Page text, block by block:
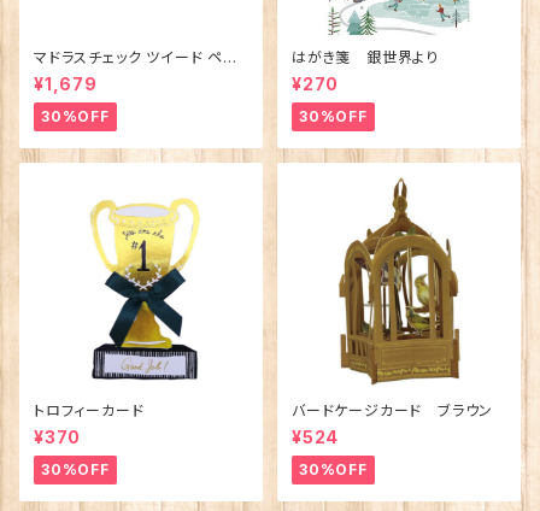
マドラスチェック ツイード ペット
ベッド（犬猫用）M
¥1,679
30%OFF
はがき箋 銀世界より
¥270
30%OFF
トロフィーカード
¥370
30%OFF
バードケージカード ブラウン
¥524
30%OFF